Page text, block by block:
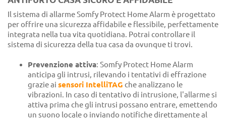
Il sistema di allarme Somfy Protect Home Alarm è progettato
per offrire una sicurezza affidabile e flessibile, perfettamente
integrata nella tua vita quotidiana. Potrai controllare il
sistema di sicurezza della tua casa da ovunque ti trovi.
Prevenzione attiva: Somfy Protect Home Alarm
anticipa gli intrusi, rilevando i tentativi di effrazione
grazie ai sensori IntelliTAG che analizzano le
vibrazioni. In caso di tentativo di intrusione, l'allarme si
attiva prima che gli intrusi possano entrare, emettendo
un suono locale o inviando notifiche direttamente al